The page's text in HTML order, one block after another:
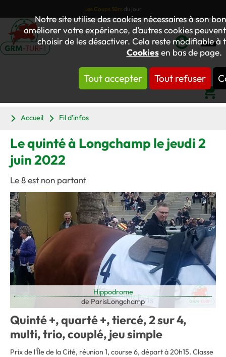
Notre site utilise des cookies nécessaires à son
améliorer votre expérience, d’autres cookies
choisir de les désactiver. Cela reste modifiable
Cookiesen bas de page.
Tout accepter Tout refuser
Les Coups Sûrs du jour
Mon
Panier
Accueil
Fil d'infos
Le quinté à Longchamp le jeudi 2
juin 2022
Le 8 est non partant
Hippodrome
de ParisLongchamp
Quinté +, quarté +, tiercé, 2 sur 4,
multi, trio, couplé, jeu simple
Prix de l'Île de la Cité, réunion 1, course 6, départ à 20h15. Classe